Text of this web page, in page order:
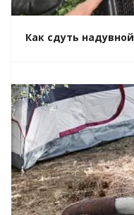
Как сдуть